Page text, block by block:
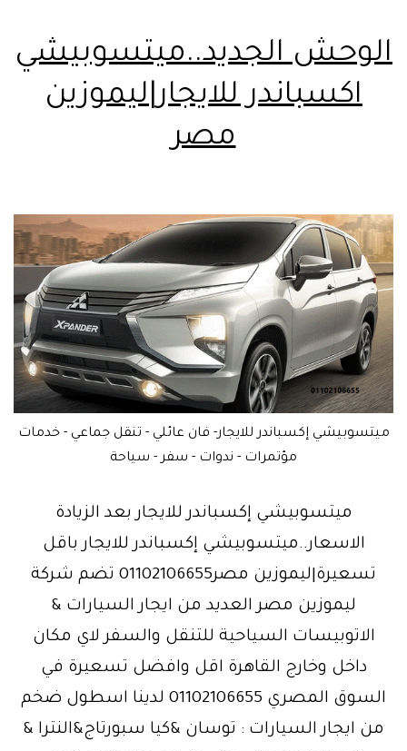
الوحش الجديد..ميتسوبيشي
اكسباندر للايجار|ليموزين
مصر
ميتسوبيشي إكسباندر للايجار- فان عائلي - تنقل جماعي - خدمات
مؤتمرات - ندوات - سفر - سياحة
ميتسوبيشي إكسباندر للايجار بعد الزيادة
الاسعار..ميتسوبيشي إكسباندر للايجار باقل
تسعيرة|ليموزين مصر01102106655 تضم شركة
ليموزين مصر العديد من ايجار السيارات &
الاتوبيسات السياحية للتنقل والسفر لاي مكان
داخل وخارج القاهرة اقل وافضل تسعيرة في
السوق المصري 01102106655 لدينا اسطول ضخم
من ايجار السيارات : توسان &كيا سبورتاج&النترا &